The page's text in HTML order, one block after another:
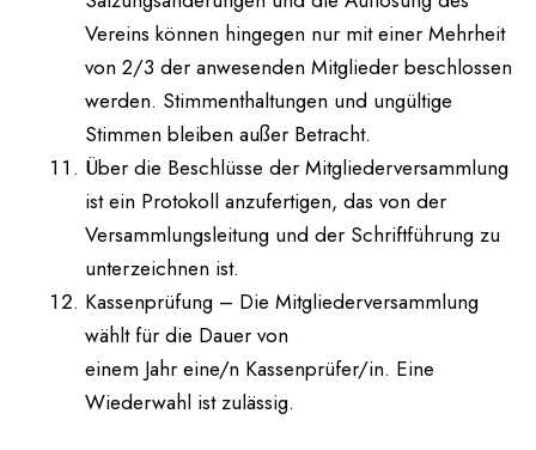
Vereins können hingegen nur mit einer Mehrheit
von 2/3 der anwesenden Mitglieder beschlossen
werden. Stimmenthaltungen und ungültige
Stimmen bleiben außer Betracht.
Über die Beschlüsse der Mitgliederversammlung
ist ein Protokoll anzufertigen, das von der
Versammlungsleitung und der Schriftführung zu
unterzeichnen ist.
Kassenprüfung – Die Mitgliederversammlung
wählt für die Dauer von
einem Jahr eine/n Kassenprüfer/in. Eine
Wiederwahl ist zulässig.